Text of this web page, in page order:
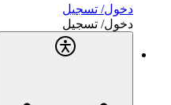
دخول/ تسجيل
دخول/ تسجيل